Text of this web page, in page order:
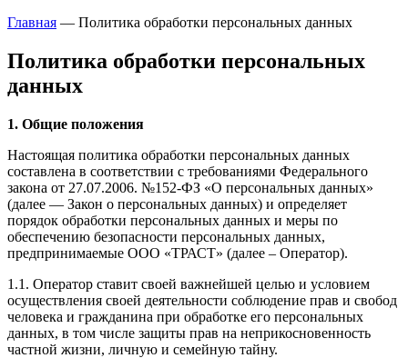
Главная — Политика обработки персональных данных
Политика обработки персональных
данных
1. Общие положения
Настоящая политика обработки персональных данных
составлена в соответствии с требованиями Федерального
закона от 27.07.2006. №152-ФЗ «О персональных данных»
(далее — Закон о персональных данных) и определяет
порядок обработки персональных данных и меры по
обеспечению безопасности персональных данных,
предпринимаемые ООО «ТРАСТ» (далее – Оператор).
1.1. Оператор ставит своей важнейшей целью и условием
осуществления своей деятельности соблюдение прав и свобод
человека и гражданина при обработке его персональных
данных, в том числе защиты прав на неприкосновенность
частной жизни, личную и семейную тайну.